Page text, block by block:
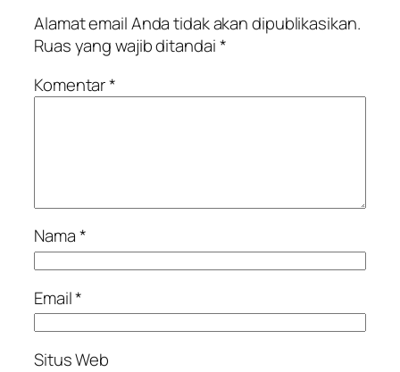
Alamat email Anda tidak akan dipublikasikan.
Ruas yang wajib ditandai*
Komentar*
Nama*
Email*
Situs Web